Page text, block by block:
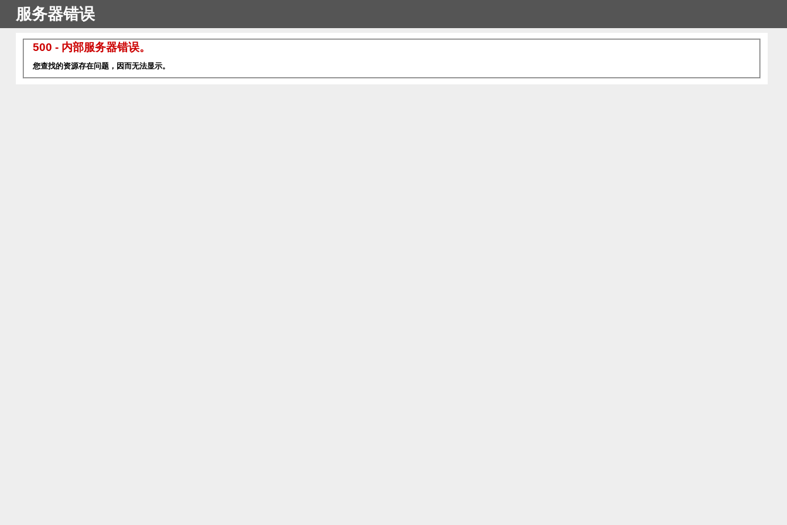
服务器错误
500 - 内部服务器错误。
您查找的资源存在问题，因而无法显示。